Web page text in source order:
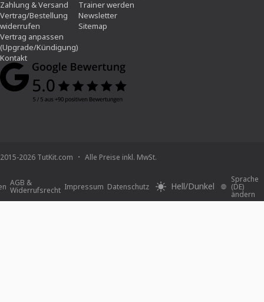
Zahlung & Versand
Vertrag/Bestellung
widerrufen
Vertrag anpassen
(Upgrade/Kündigung)
Kontakt
Trainer werden
Newsletter
Sitemap
2015-2026 TutKit.com Alle Preise inkl. MwSt.
AGB &
Widerrufsrecht Impressum Datenschutz Hell/Dunkel
Sprache
(DE)
ändern